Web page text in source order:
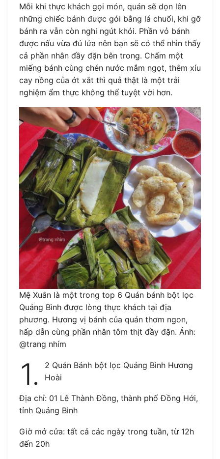
Mỗi khi thực khách gọi món, quán sẽ dọn lên
những chiếc bánh được gói bằng lá chuối, khi gỡ
bánh ra vẫn còn nghi ngút khói. Phần vỏ bánh
được nấu vừa đủ lửa nên bạn sẽ có thể nhìn thấy
cả phần nhân đầy đặn bên trong. Chấm một
miếng bánh cùng chén nước mắm ngọt, thêm xíu
cay nồng của ớt xắt thì quả thật là một trải
nghiệm ẩm thực không thể tuyệt vời hơn.
Mệ Xuân là một trong top 6 Quán bánh bột lọc
Quảng Bình được lòng thực khách tại địa
phương. Hương vị bánh của quán thơm ngon,
hấp dẫn cùng phần nhân tôm thịt đầy đặn. Ảnh:
@trang nhím
1.
2 Quán Bánh bột lọc Quảng Bình Hương
Hoài
Địa chỉ: 01 Lê Thành Đồng, thành phố Đồng Hới,
tỉnh Quảng Bình
Giờ mở cửa: tất cả các ngày trong tuần, từ 12h
đến 20h